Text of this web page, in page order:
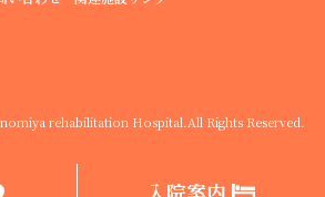
rehabilitation Hospital.All Rights Reserved.